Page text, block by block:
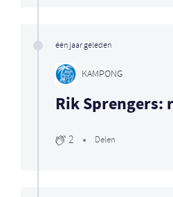
één jaar geleden
KAMPONG
Rik Sprengers:
2 Delen